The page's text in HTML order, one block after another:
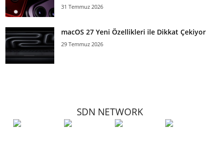
31 Temmuz 2026
macOS 27 Yeni Özellikleri ile Dikkat Çekiyor
29 Temmuz 2026
SDN NETWORK